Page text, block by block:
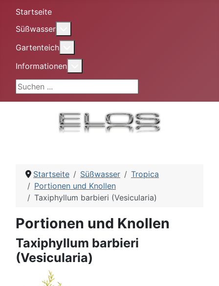
Startseite
Süßwasser
Gartenteich
Informationen
Suchen ...
Startseite Süßwasser
Tropica
Portionen und Knollen
Taxiphyllum barbieri (Vesicularia)
Portionen und Knollen
Taxiphyllum barbieri
(Vesicularia)